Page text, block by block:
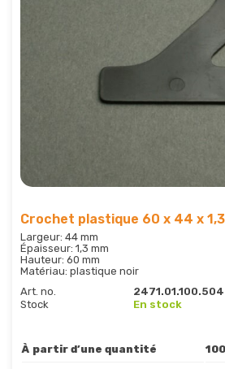
Crochet plastique 60 x 44 x
Largeur: 44 mm
Épaisseur: 1,3 mm
Hauteur: 60 mm
Matériau: plastique noir
Art. no.
Stock
En stock
À partir d’une quantité 100